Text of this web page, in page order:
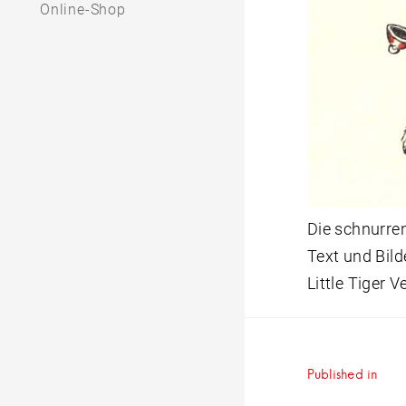
Online-Shop
Die
Text und
Little Tiger
Published in